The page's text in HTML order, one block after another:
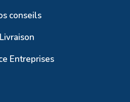
conseils
Livraison
Entreprises